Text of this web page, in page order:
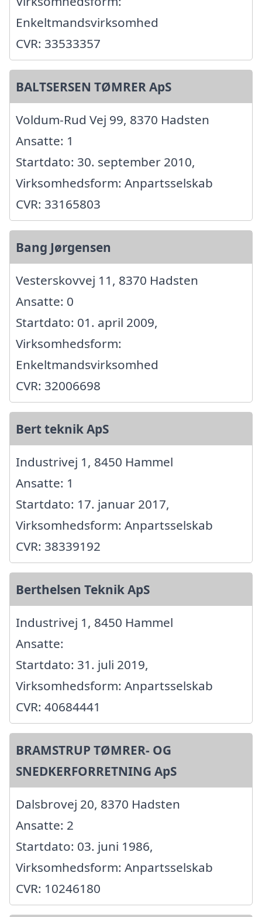
Enkeltmandsvirksomhed
CVR: 33533357
BALTSERSEN TØMRER ApS
Voldum-Rud Vej 99, 8370 Hadsten
Ansatte: 1
Startdato: 30. september 2010,
Virksomhedsform: Anpartsselskab
CVR: 33165803
Bang Jørgensen
Vesterskovvej 11, 8370 Hadsten
Ansatte: 0
Startdato: 01. april 2009,
Virksomhedsform:
Enkeltmandsvirksomhed
CVR: 32006698
Bert teknik ApS
Industrivej 1, 8450 Hammel
Ansatte: 1
Startdato: 17. januar 2017,
Virksomhedsform: Anpartsselskab
CVR: 38339192
Berthelsen Teknik ApS
Industrivej 1, 8450 Hammel
Ansatte:
Startdato: 31. juli 2019,
Virksomhedsform: Anpartsselskab
CVR: 40684441
BRAMSTRUP TØMRER- OG
SNEDKERFORRETNING ApS
Dalsbrovej 20, 8370 Hadsten
Ansatte: 2
Startdato: 03. juni 1986,
Virksomhedsform: Anpartsselskab
CVR: 10246180